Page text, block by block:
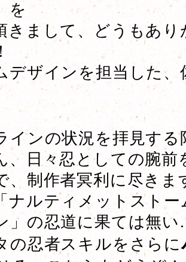
を
きまして、どうもあ
デザインを担当した、
インの状況を拝見する
、日々忍としての腕前
、制作者冥利に尽きま
ナルティメットスト
」の忍道に果ては無
の忍者スキルをさらに